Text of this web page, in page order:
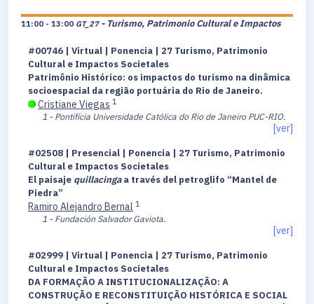
11:00 - 13:00 GT_27 - Turismo, Patrimonio Cultural e Impactos
#00746 | Virtual | Ponencia | 27 Turismo, Patrimonio
Cultural e Impactos Societales
Patrimônio Histórico: os impactos do turismo na dinâmica
socioespacial da região portuária do Rio de Janeiro.
Cristiane Viegas 1
1 - Pontifícia Universidade Católica do Rio de Janeiro PUC-RIO.
[ver]
#02508 | Presencial | Ponencia | 27 Turismo, Patrimonio
Cultural e Impactos Societales
El paisaje quillacingaa través del petroglifo “Mantel de
Piedra”
Ramiro Alejandro Bernal 1
1 - Fundación Salvador Gaviota.
[ver]
#02999 | Virtual | Ponencia | 27 Turismo, Patrimonio
Cultural e Impactos Societales
DA FORMAÇÃO A INSTITUCIONALIZAÇÃO: A
CONSTRUÇÃO E RECONSTITUIÇÃO HISTÓRICA E SOCIAL